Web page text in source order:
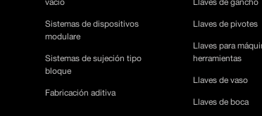
vacío
Sistemas de dispositivos
modulare
Sistemas de sujeción tipo
bloque
Fabricación aditiva
Llaves de gancho
Llaves de pivotes
Llaves para
herramientas
Llaves de vaso
Llaves de boca